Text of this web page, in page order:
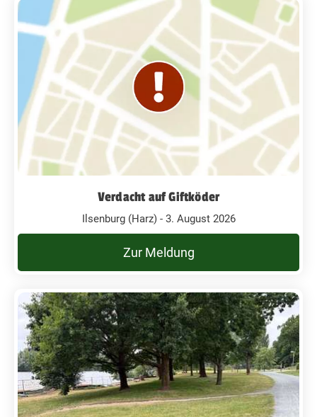
Verdacht auf Giftköder
Ilsenburg (Harz) - 3. August 2026
Zur Meldung